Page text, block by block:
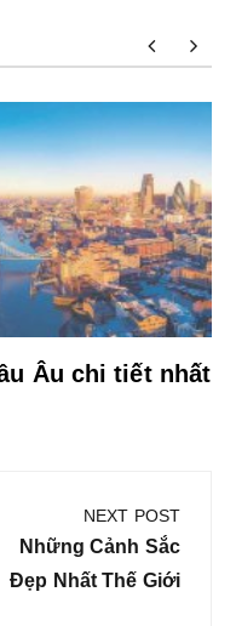
Âu chi tiết nhất
NEXT POST
Next
Post:
Những Cảnh Sắc
Đẹp Nhất Thế Giới